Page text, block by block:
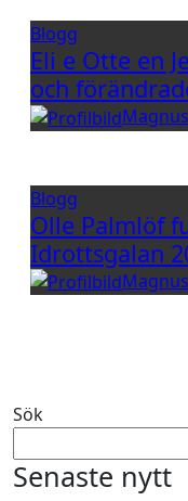
Blogg
Eli e Otte en
och
Blogg
Olle Palmlöf
Idrottsgalan
Sök
Senaste nytt